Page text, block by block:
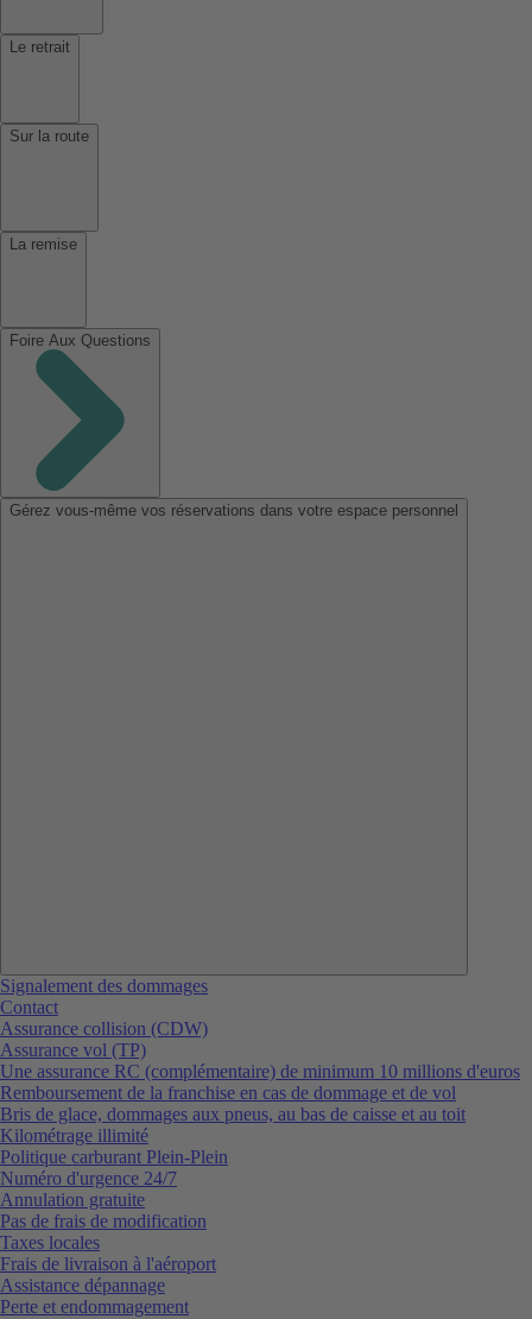
Le retrait
Sur la route
La remise
Foire Aux Questions
Gérez vous-même vos réservations dans votre espace personnel
Signalement des dommages
Contact
Assurance collision (CDW)
Assurance vol (TP)
Une assurance RC (complémentaire) de minimum 10 millions d'euros
Remboursement de la franchise en cas de dommage et de vol
Bris de glace, dommages aux pneus, au bas de caisse et au toit
Kilométrage illimité
Politique carburant Plein-Plein
Numéro d'urgence 24/7
Annulation gratuite
Pas de frais de modification
Taxes locales
Frais de livraison à l'aéroport
Assistance dépannage
Perte et endommagement